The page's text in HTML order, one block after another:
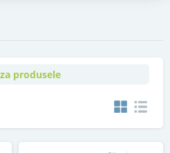
produsele